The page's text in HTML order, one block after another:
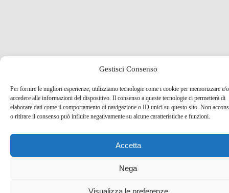
Gestisci Consenso
Per fornire le migliori esperienze, utilizziamo tecnologie come i cookie per memorizzare e/o
accedere alle informazioni del dispositivo. Il consenso a queste tecnologie ci permetterà di
elaborare dati come il comportamento di navigazione o ID unici su questo sito. Non
o ritirare il consenso può influire negativamente su alcune caratteristiche e funzioni.
Accetta
Nega
Visualizza le preferenze